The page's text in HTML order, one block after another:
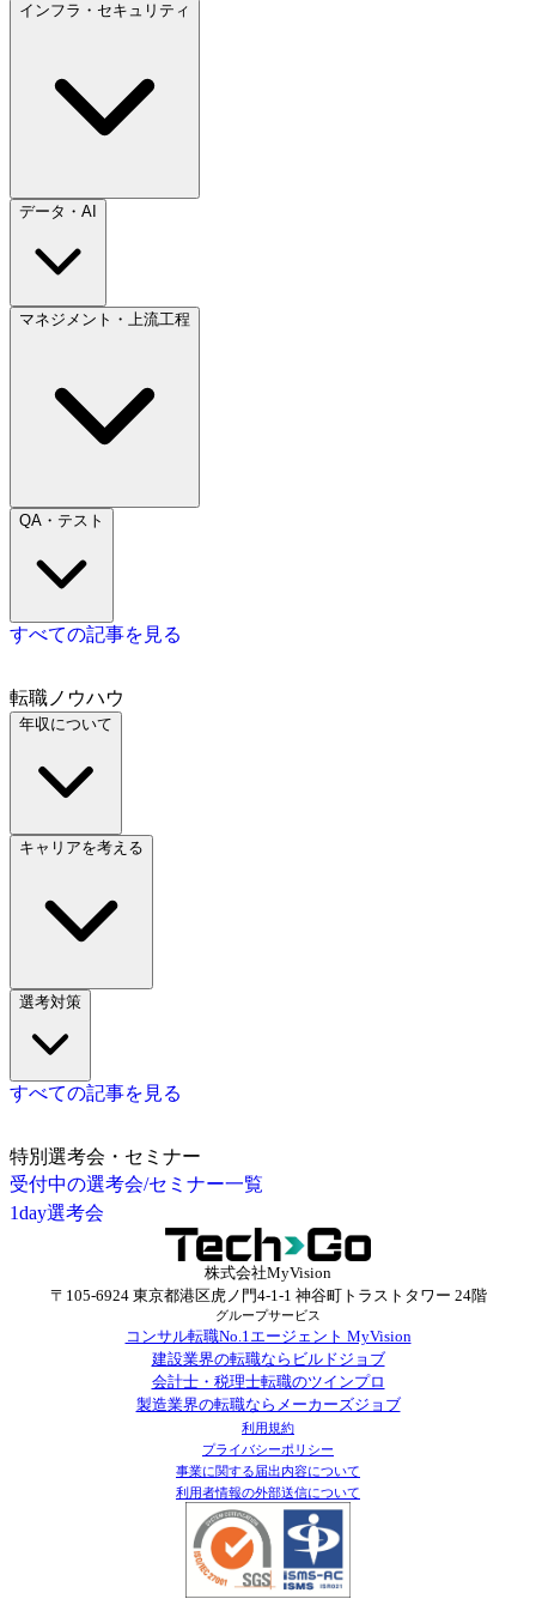
インフラ・セキュリティ
データ・AI
マネジメント・上流工程
QA・テスト
すべての記事を見る
転職ノウハウ
年収について
キャリアを考える
選考対策
すべての記事を見る
特別選考会・セミナー
受付中の選考会/セミナー一覧
1day選考会
株式会社MyVision
〒105-6924 東京都港区虎ノ門4-1-1 神谷町トラストタワー 24階
グループサービス
コンサル転職No.1エージェント MyVision
建設業界の転職ならビルドジョブ
会計士・税理士転職のツインプロ
製造業界の転職ならメーカーズジョブ
利用規約
プライバシーポリシー
事業に関する届出内容について
利用者情報の外部送信について